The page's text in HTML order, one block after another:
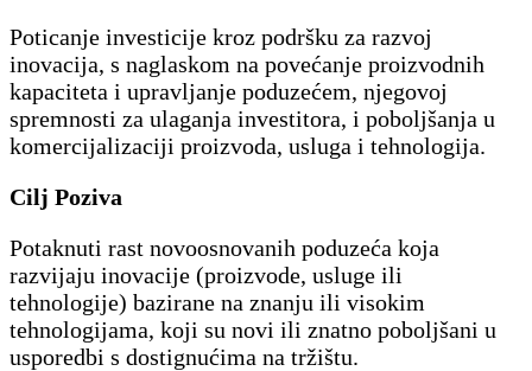
Poticanje investicije kroz podršku za razvoj
inovacija, s naglaskom na povećanje proizvodnih
kapaciteta i upravljanje poduzećem, njegovoj
spremnosti za ulaganja investitora, i poboljšanja u
komercijalizaciji proizvoda, usluga i tehnologija.
Cilj Poziva
Potaknuti rast novoosnovanih poduzeća koja
razvijaju inovacije (proizvode, usluge ili
tehnologije) bazirane na znanju ili visokim
tehnologijama, koji su novi ili znatno poboljšani u
usporedbi s dostignućima na tržištu.